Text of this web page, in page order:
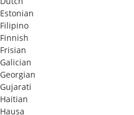
Estonian
Filipino
Finnish
Frisian
Galician
Georgian
Gujarati
Haitian
Hausa